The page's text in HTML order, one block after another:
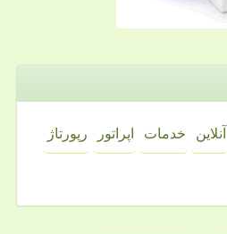
آنلاین خدمات اپراتور رپورتاژ